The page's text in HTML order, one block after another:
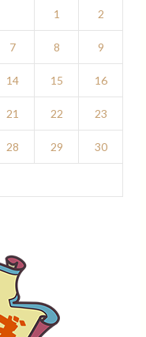
1 2
7 8 9
14 15 16
21 22 23
28 29 30